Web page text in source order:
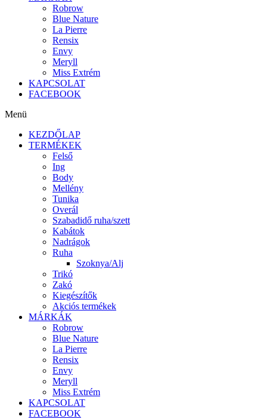
Robrow
Blue Nature
La Pierre
Rensix
Envy
Meryll
Miss Extrém
KAPCSOLAT
FACEBOOK
Menü
KEZDŐLAP
TERMÉKEK
Felső
Ing
Body
Mellény
Tunika
Overál
Szabadidő ruha/szett
Kabátok
Nadrágok
Ruha
Szoknya/Alj
Trikó
Zakó
Kiegészítők
Akciós termékek
MÁRKÁK
Robrow
Blue Nature
La Pierre
Rensix
Envy
Meryll
Miss Extrém
KAPCSOLAT
FACEBOOK